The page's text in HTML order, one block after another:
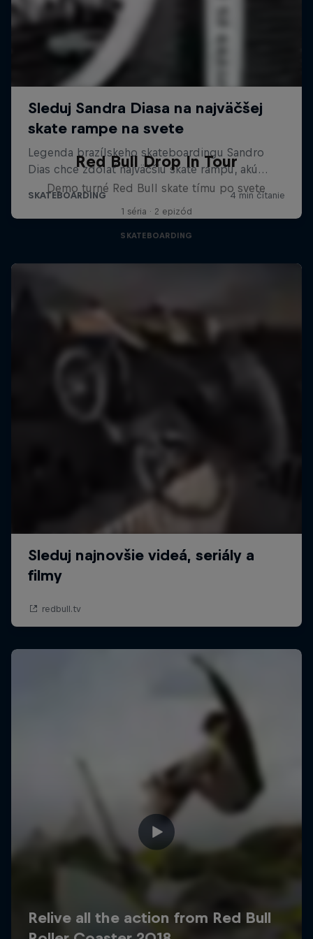
Red Bull Drop In Tour
Demo turné Red Bull skate tímu po svete
1 séria · 2 epizód
SKATEBOARDING